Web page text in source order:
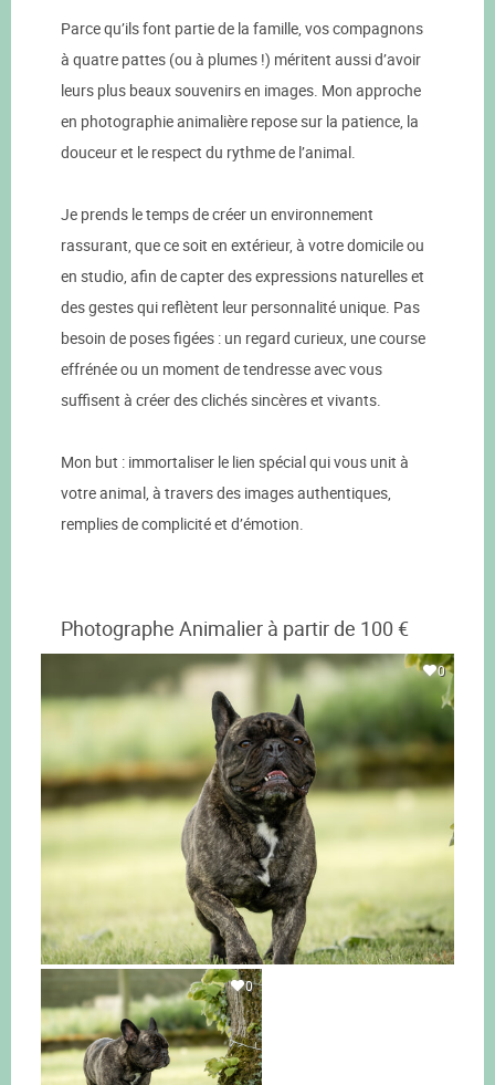
Parce qu’ils font partie de la famille, vos compagnons
à quatre pattes (ou à plumes !) méritent aussi d’avoir
leurs plus beaux souvenirs en images. Mon approche
en photographie animalière repose sur la patience, la
douceur et le respect du rythme de l’animal.
Je prends le temps de créer un environnement
rassurant, que ce soit en extérieur, à votre domicile ou
en studio, afin de capter des expressions naturelles et
des gestes qui reflètent leur personnalité unique. Pas
besoin de poses figées : un regard curieux, une course
effrénée ou un moment de tendresse avec vous
suffisent à créer des clichés sincères et vivants.
Mon but : immortaliser le lien spécial qui vous unit à
votre animal, à travers des images authentiques,
remplies de complicité et d’émotion.
Photographe Animalier à partir de 100 €
0
0